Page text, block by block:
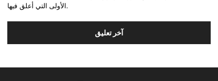
الأولى التي أعلق فيها.